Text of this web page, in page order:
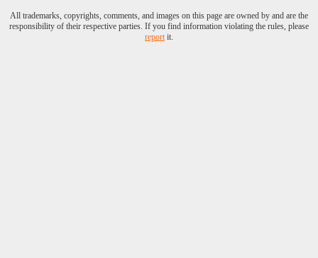
All trademarks, copyrights, comments, and images on this page are owned by and are the
responsibility of their respective parties. If you find information violating the rules, please
reportit.